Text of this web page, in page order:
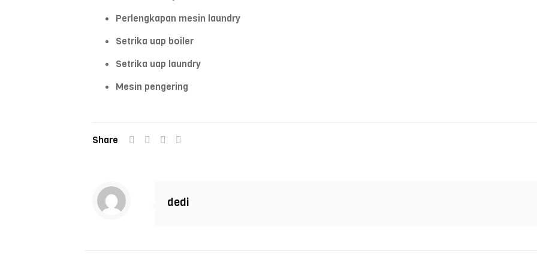
Perlengkapan mesin laundry
Setrika uap boiler
Setrika uap laundry
Mesin pengering
Share
dedi